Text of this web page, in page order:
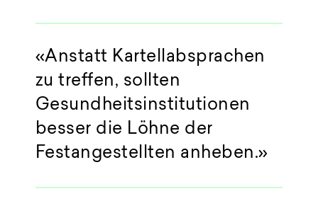
Anstatt Kartellabsprachen
zu treffen, sollten
Gesundheitsinstitutionen
besser die Löhne der
Festangestellten anheben.